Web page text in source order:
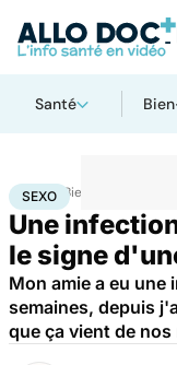
Santé
Accueil Bien-être
SEXO
Une
le signe
Mon amie a eu
semaines, depuis
que ça vient de